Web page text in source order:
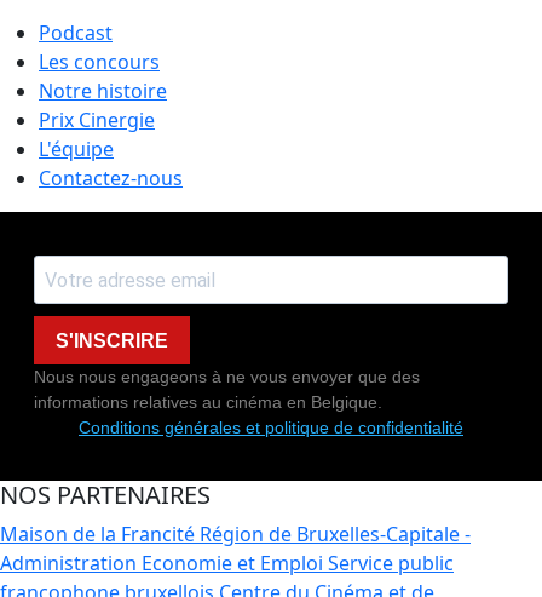
Podcast
Les concours
Notre histoire
Prix Cinergie
L'équipe
Contactez-nous
S'INSCRIRE
Nous nous engageons à ne vous envoyer que des
informations relatives au cinéma en Belgique.
Conditions générales et politique de confidentialité
NOS PARTENAIRES
Maison de la Francité Région de Bruxelles-Capitale -
Administration Economie et Emploi Service public